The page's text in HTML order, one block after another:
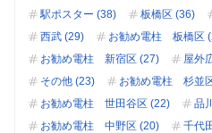
駅ポスター (38)
板橋区 (36)
西武 (29)
お勧め電柱 板橋区
お勧め電柱 新宿区 (27)
屋外
その他 (23)
お勧め電柱 杉並
お勧め電柱 世田谷区 (22)
品
お勧め電柱 中野区 (20)
千代